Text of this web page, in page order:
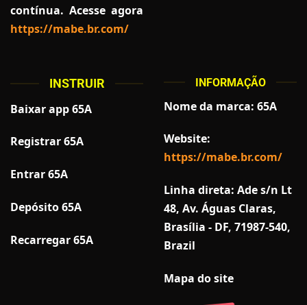
contínua. Acesse agora
https://mabe.br.com/
INSTRUIR
Baixar app 65A
Registrar 65A
Entrar 65A
Depósito 65A
Recarregar 65A
INFORMAÇÃO
Nome da marca: 65A
Website:
https://mabe.br.com/
Linha direta: Ade s/n Lt
48, Av. Águas Claras,
Brasília - DF, 71987-540,
Brazil
Mapa do site